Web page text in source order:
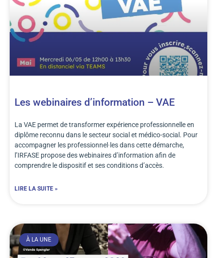
Les webinaires d’information – VAE
La VAE permet de transformer expérience professionnelle en
diplôme reconnu dans le secteur social et médico-social. Pour
accompagner les professionnel·les dans cette démarche,
l’IRFASE propose des webinaires d’information afin de
comprendre le dispositif et ses conditions d’accès.
LIRE LA SUITE »
À LA UNE